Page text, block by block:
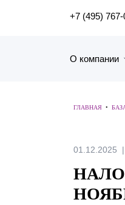
ПОИСК
+7 (495)
О компании
Наш опыт
Рейтинги,
ГЛАВНАЯ •
01.12.2025